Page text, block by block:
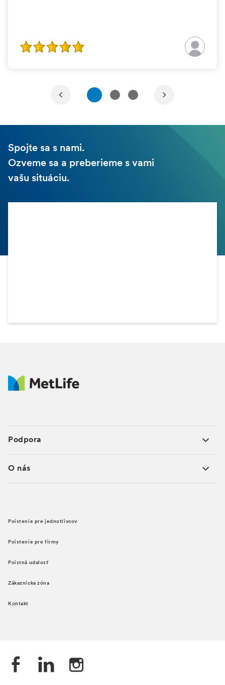
Spojte sa s nami.
Ozveme sa a preberieme s vami
vašu situáciu.
Podpora
O nás
Poistenie pre jednotlivcov
Poistenie pre firmy
Poistná udalosť
Zákaznícka zóna
Kontakt